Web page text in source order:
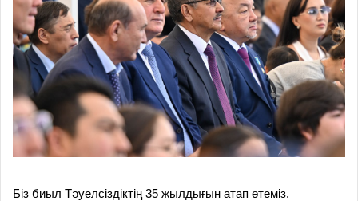
Біз биыл Тәуелсіздіктің 35 жылдығын атап өтеміз.